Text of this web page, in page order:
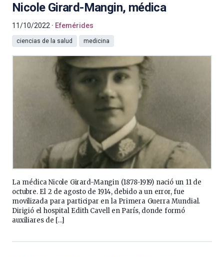
Nicole Girard-Mangin, médica
11/10/2022 Efemérides
ciencias de la salud medicina
La médica Nicole Girard-Mangin (1878-1919) nació un 11 de
octubre. El 2 de agosto de 1914, debido a un error, fue
movilizada para participar en la Primera Guerra Mundial.
Dirigió el hospital Edith Cavell en París, donde formó
auxiliares de […]